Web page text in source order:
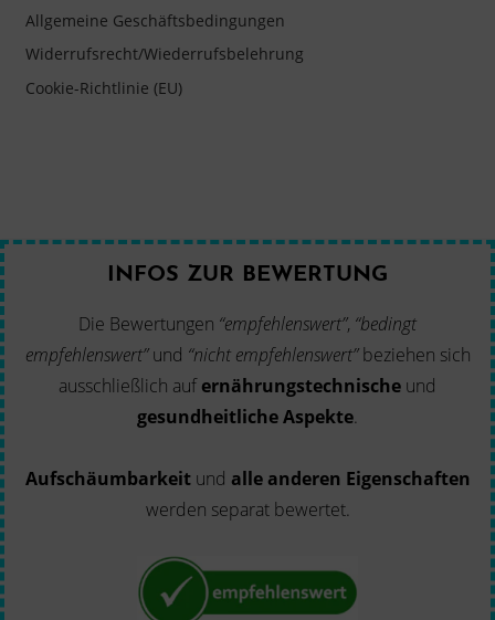
Allgemeine Geschäftsbedingungen
Widerrufsrecht/Wiederrufsbelehrung
Cookie-Richtlinie (EU)
INFOS ZUR BEWERTUNG
Die Bewertungen “empfehlenswert”, “bedingt
empfehlenswert”und “nicht empfehlenswert”beziehen sich
ausschließlich aufernährungstechnische und
gesundheitliche Aspekte.
Aufschäumbarkeitund alle anderen Eigenschaften
werden separat bewertet.